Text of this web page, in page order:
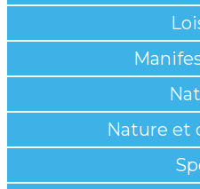
Nature